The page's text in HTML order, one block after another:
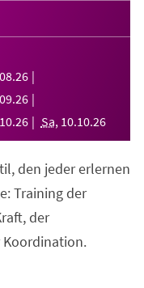
08.26
09.26
10.26 Sa, 10.10.26
den jeder erlernen
Training der
der